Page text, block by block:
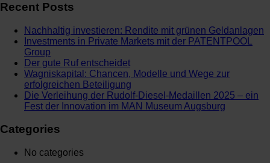
Recent Posts
Nachhaltig investieren: Rendite mit grünen Geldanlagen
Investments in Private Markets mit der PATENTPOOL
Group
Der gute Ruf entscheidet
Wagniskapital: Chancen, Modelle und Wege zur
erfolgreichen Beteiligung
Die Verleihung der Rudolf-Diesel-Medaillen 2025 – ein
Fest der Innovation im MAN Museum Augsburg
Categories
No categories